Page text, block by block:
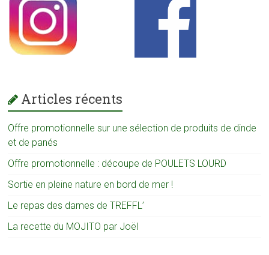
Articles récents
Offre promotionnelle sur une sélection de produits de dinde
et de panés
Offre promotionnelle : découpe de POULETS LOURD
Sortie en pleine nature en bord de mer !
Le repas des dames de TREFFL’
La recette du MOJITO par Joël